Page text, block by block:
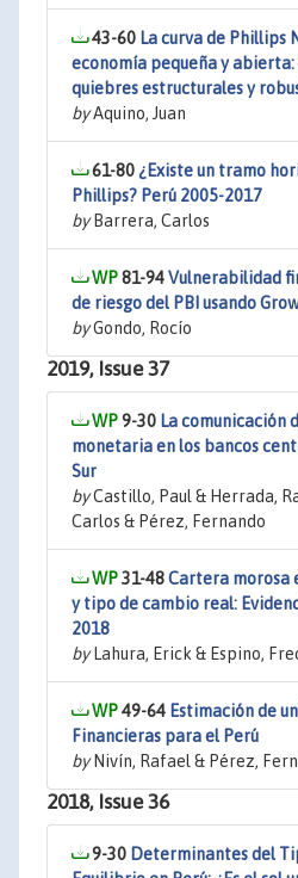
43-60 La curva de Phillips
economía pequeña y abierta:
quiebres estructurales y
byAquino, Juan
61-80 ¿Existe un tramo
Phillips? Perú 2005-2017
byBarrera, Carlos
81-94Vulnerabilidad
de riesgo del PBI usando
byGondo, Rocío
2019, Issue 37
9-30 La comunicación
monetaria en los bancos
Sur
byCastillo, Paul & Herrada,
Carlos & Pérez, Fernando
31-48Cartera morosa
y tipo de cambio real:
2018
byLahura, Erick & Espino,
49-64 Estimación de
Financieras para el Perú
byNivín, Rafael & Pérez,
2018, Issue 36
9-30 Determinantes del